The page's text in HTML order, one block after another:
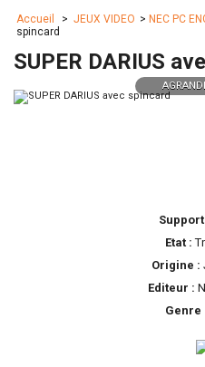
Accueil > JEUX VIDEO > NEC PC
spincard
SUPER DARIUS
Support
Etat :
Origine :
Editeur :
Genre